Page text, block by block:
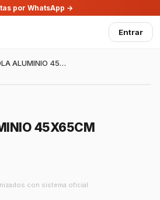
por WhatsApp →
Entrar
CHAROLA ALUMINIO 45X65CM PERFORADA
45X65CM
con sistema oficial